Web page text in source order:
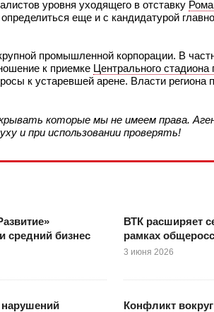
уровня уходящего в отставку
еще и с кандидатурой
промышленной корпорации. В
к приемке Центрального
к устаревшей арене. Власти региона
которые мы не имеем права.
и при использовании проверять!
средний бизнес
ВТК расширяет
рамках
3 июня 2026
нарушений
Конфликт